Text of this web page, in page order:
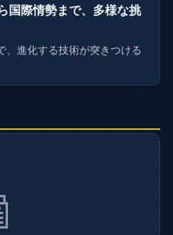
国際情勢まで、多様な挑
、進化する技術が突きつける